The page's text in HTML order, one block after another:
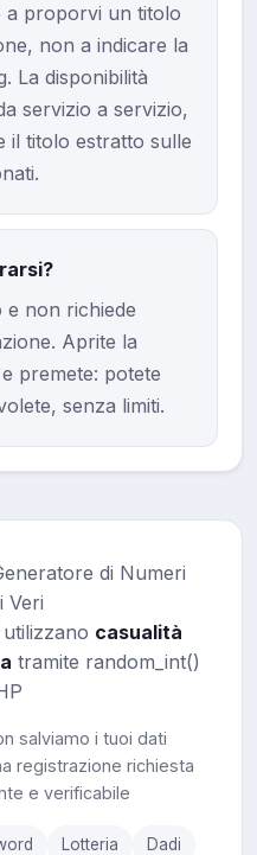
a proporvi un titolo
non a indicare la
La disponibilità
servizio a servizio,
il titolo estratto sulle
e non richiede
Aprite la
premete: potete
senza limiti.
di Numeri
Veri
casualità
tramite random_int()
salviamo i tuoi dati
registrazione richiesta
e verificabile
Lotteria Dadi